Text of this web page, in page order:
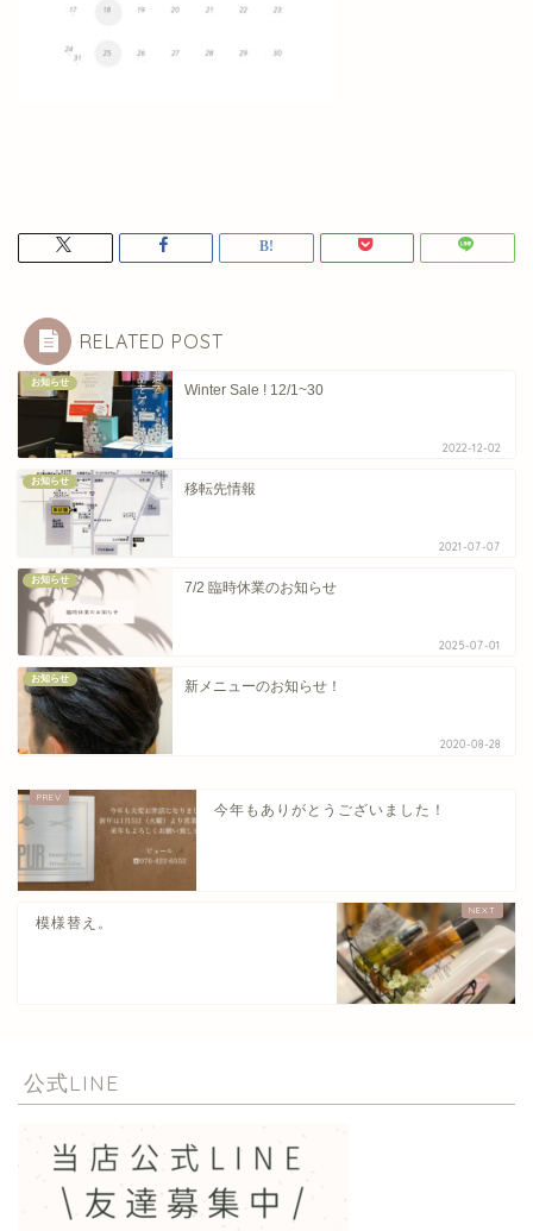
RELATED POST
お知らせ Winter Sale ! 12/1~30
2022-12-02
お知らせ 移転先情報
2021-07-07
お知らせ 7/2 臨時休業のお知らせ
2025-07-01
お知らせ 新メニューのお知らせ！
2020-08-28
今年もありがとうございました！
模様替え。
公式LINE